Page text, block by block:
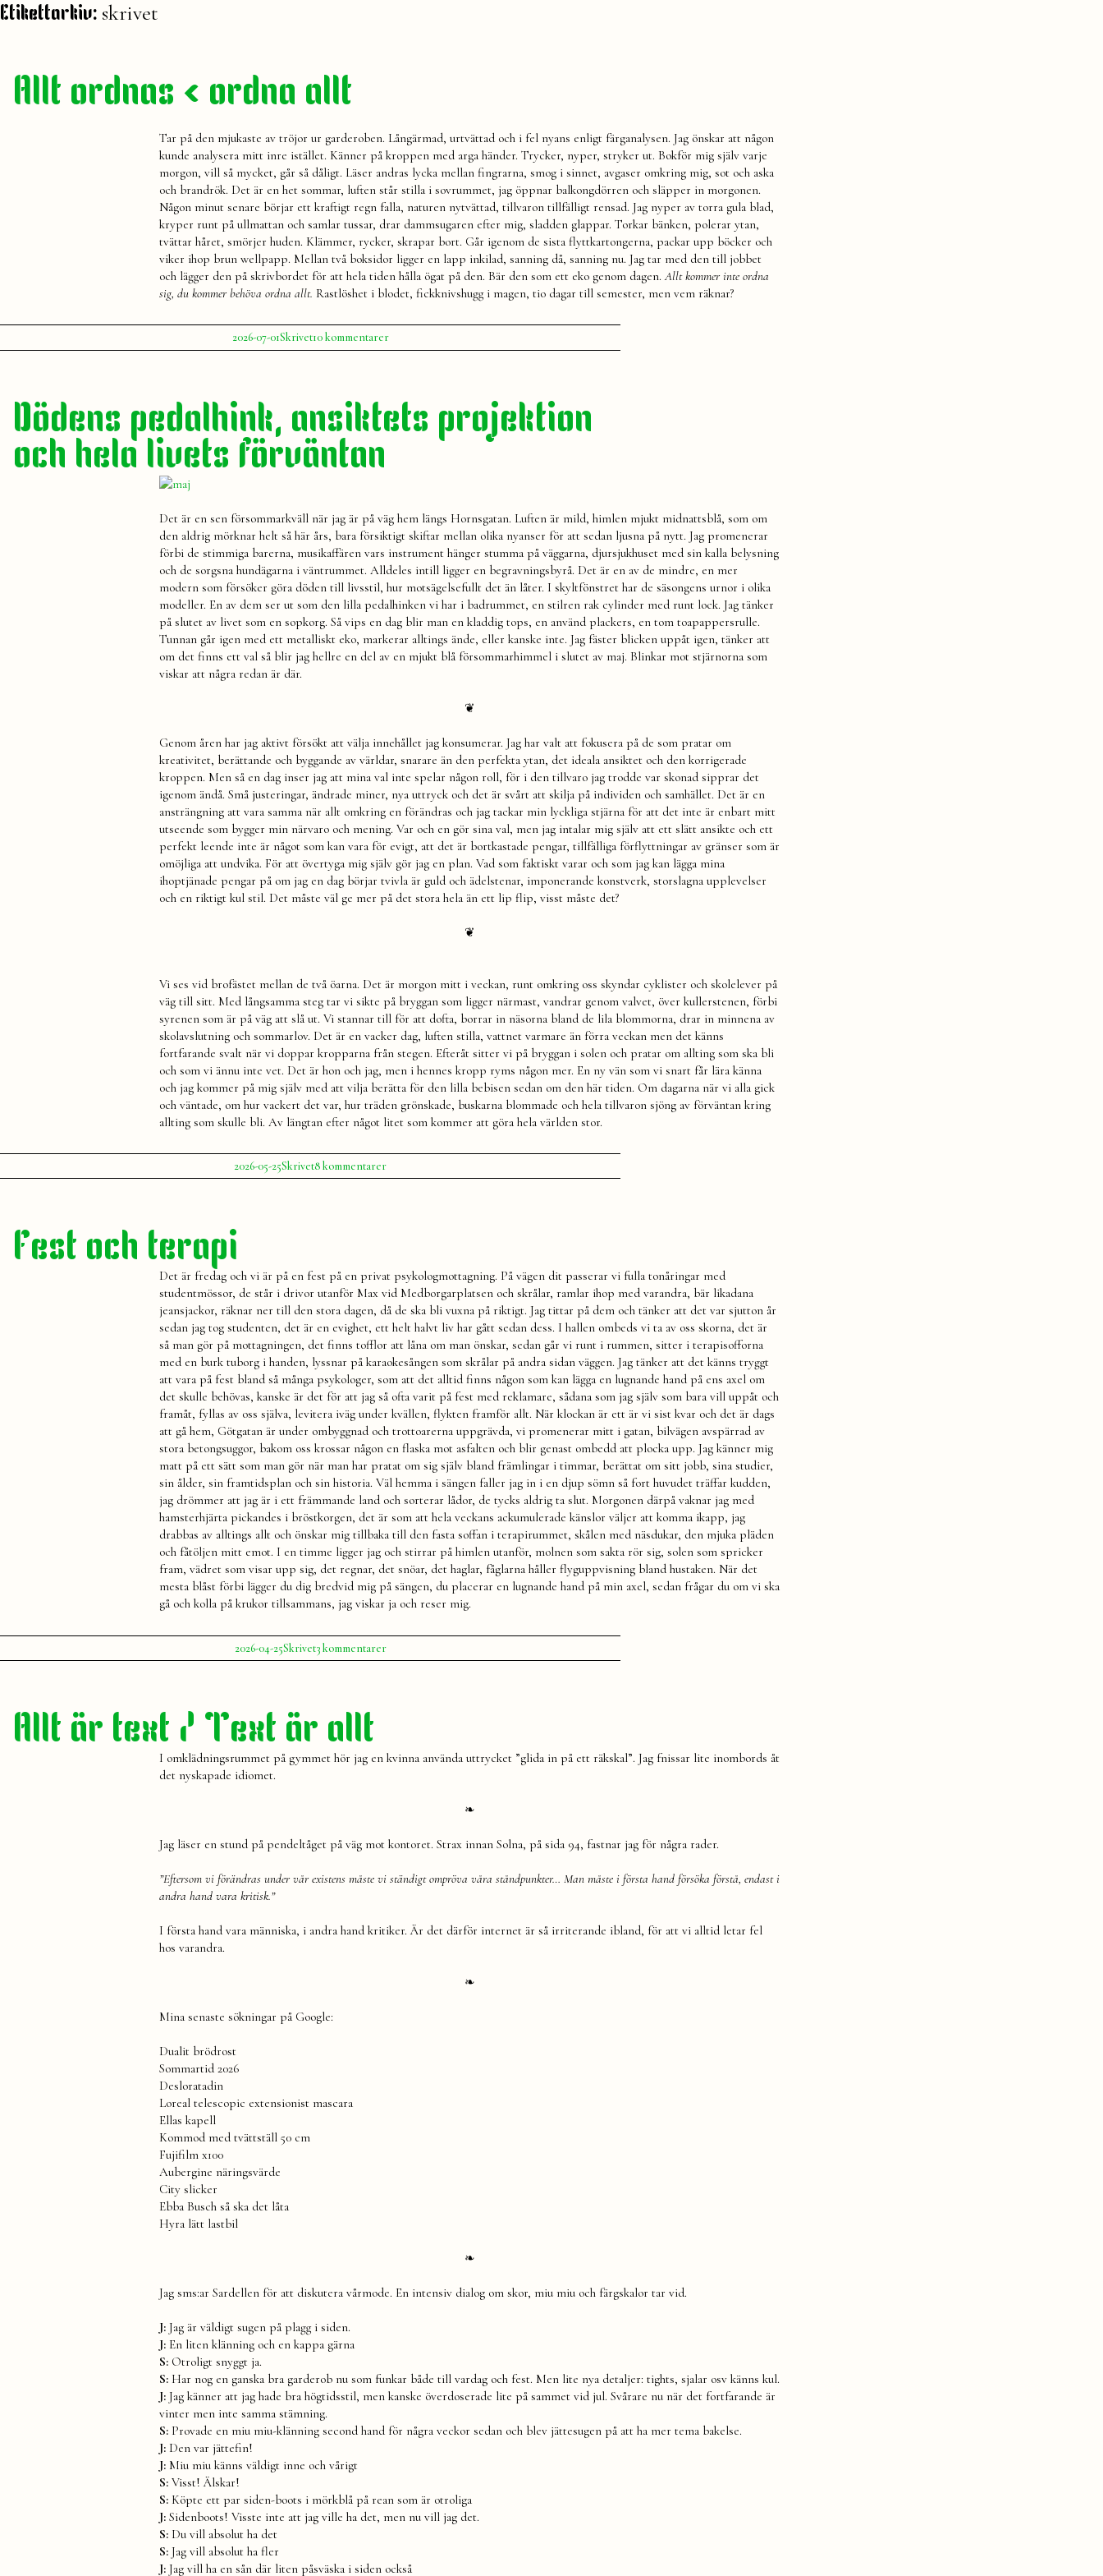
Etikettarkiv: skrivet
Allt ordnas < ordna allt
Tar på den mjukaste av tröjor ur garderoben. Långärmad, urtvättad och i fel nyans enligt färganalysen. Jag önskar att någon
kunde analysera mitt inre istället. Känner på kroppen med arga händer. Trycker, nyper, stryker ut. Bokför mig själv varje
morgon, vill så mycket, går så dåligt. Läser andras lycka mellan fingrarna, smog i sinnet, avgaser omkring mig, sot och aska
och brandrök. Det är en het sommar, luften står stilla i sovrummet, jag öppnar balkongdörren och släpper in morgonen.
Någon minut senare börjar ett kraftigt regn falla, naturen nytvättad, tillvaron tillfälligt rensad. Jag nyper av torra gula blad,
kryper runt på ullmattan och samlar tussar, drar dammsugaren efter mig, sladden glappar. Torkar bänken, polerar ytan,
tvättar håret, smörjer huden. Klämmer, rycker, skrapar bort. Går igenom de sista flyttkartongerna, packar upp böcker och
viker ihop brun wellpapp. Mellan två boksidor ligger en lapp inkilad, sanning då, sanning nu. Jag tar med den till jobbet
och lägger den på skrivbordet för att hela tiden hålla ögat på den. Bär den som ett eko genom dagen.Allt kommer inte ordna
sig, du kommer behöva ordna allt.Rastlöshet i blodet, fickknivshugg i magen, tio dagar till semester, men vem räknar?
Publicerat
av
Julia
2026-07-01Publicerat
i
SkrivetEtiketter:
skrivet,
10 kommentarertill
Allt
ordna
allt
Dödens pedalhink, ansiktets projektion
och hela livets förväntan
Det är en sen försommarkväll när jag är på väg hem längs Hornsgatan. Luften är mild, himlen mjukt midnattsblå, som om
den aldrig mörknar helt så här års, bara försiktigt skiftar mellan olika nyanser för att sedan ljusna på nytt. Jag promenerar
förbi de stimmiga barerna, musikaffären vars instrument hänger stumma på väggarna, djursjukhuset med sin kalla belysning
och de sorgsna hundägarna i väntrummet. Alldeles intill ligger en begravningsbyrå. Det är en av de mindre, en mer
modern som försöker göra döden till livsstil, hur motsägelsefullt det än låter. I skyltfönstret har de säsongens urnor i olika
modeller. En av dem ser ut som den lilla pedalhinken vi har i badrummet, en stilren rak cylinder med runt lock. Jag tänker
på slutet av livet som en sopkorg. Så vips en dag blir man en kladdig tops, en använd plackers, en tom toapappersrulle.
Tunnan går igen med ett metalliskt eko, markerar alltings ände, eller kanske inte. Jag fäster blicken uppåt igen, tänker att
om det finns ett val så blir jag hellre en del av en mjukt blå försommarhimmel i slutet av maj. Blinkar mot stjärnorna som
viskar att några redan är där.
❦
Genom åren har jag aktivt försökt att välja innehållet jag konsumerar. Jag har valt att fokusera på de som pratar om
kreativitet, berättande och byggande av världar, snarare än den perfekta ytan, det ideala ansiktet och den korrigerade
kroppen. Men så en dag inser jag att mina val inte spelar någon roll, för i den tillvaro jag trodde var skonad sipprar det
igenom ändå. Små justeringar, ändrade miner, nya uttryck och det är svårt att skilja på individen och samhället. Det är en
ansträngning att vara samma när allt omkring en förändras och jag tackar min lyckliga stjärna för att det inte är enbart mitt
utseende som bygger min närvaro och mening. Var och en gör sina val, men jag intalar mig själv att ett slätt ansikte och ett
perfekt leende inte är något som kan vara för evigt, att det är bortkastade pengar, tillfälliga förflyttningar av gränser som är
omöjliga att undvika. För att övertyga mig själv gör jag en plan. Vad som faktiskt varar och som jag kan lägga mina
ihoptjänade pengar på om jag en dag börjar tvivla är guld och ädelstenar, imponerande konstverk, storslagna upplevelser
och en riktigt kul stil. Det måste väl ge mer på det stora hela än ett lip flip, visst måste det?
❦
Vi ses vid brofästet mellan de två öarna. Det är morgon mitt i veckan, runt omkring oss skyndar cyklister och skolelever på
väg till sitt. Med långsamma steg tar vi sikte på bryggan som ligger närmast, vandrar genom valvet, över kullerstenen, förbi
syrenen som är på väg att slå ut. Vi stannar till för att dofta, borrar in näsorna bland de lila blommorna, drar in minnena av
skolavslutning och sommarlov. Det är en vacker dag, luften stilla, vattnet varmare än förra veckan men det känns
fortfarande svalt när vi doppar kropparna från stegen. Efteråt sitter vi på bryggan i solen och pratar om allting som ska bli
och som vi ännu inte vet. Det är hon och jag, men i hennes kropp ryms någon mer. En ny vän som vi snart får lära känna
och jag kommer på mig själv med att vilja berätta för den lilla bebisen sedan om den här tiden. Om dagarna när vi alla gick
och väntade, om hur vackert det var, hur träden grönskade, buskarna blommade och hela tillvaron sjöng av förväntan kring
allting som skulle bli. Av längtan efter något litet som kommer att göra hela världen stor.
Publicerat
av
Julia
2026-05-25Publicerat
i
SkrivetEtiketter:
döden,
8 kommentarertill
Dödens
livets
förväntan
Fest och terapi
Det är fredag och vi är på en fest på en privat psykologmottagning. På vägen dit passerar vi fulla tonåringar med
studentmössor, de står i drivor utanför Max vid Medborgarplatsen och skrålar, ramlar ihop med varandra, bär likadana
jeansjackor, räknar ner till den stora dagen, då de ska bli vuxna på riktigt. Jag tittar på dem och tänker att det var sjutton år
sedan jag tog studenten, det är en evighet, ett helt halvt liv har gått sedan dess. I hallen ombeds vi ta av oss skorna, det är
så man gör på mottagningen, det finns tofflor att låna om man önskar, sedan går vi runt i rummen, sitter i terapisofforna
med en burk tuborg i handen, lyssnar på karaokesången som skrålar på andra sidan väggen. Jag tänker att det känns tryggt
att vara på fest bland så många psykologer, som att det alltid finns någon som kan lägga en lugnande hand på ens axel om
det skulle behövas, kanske är det för att jag så ofta varit på fest med reklamare, sådana som jag själv som bara vill uppåt och
framåt, fyllas av oss själva, levitera iväg under kvällen, flykten framför allt. När klockan är ett är vi sist kvar och det är dags
att gå hem, Götgatan är under ombyggnad och trottoarerna uppgrävda, vi promenerar mitt i gatan, bilvägen avspärrad av
stora betongsuggor, bakom oss krossar någon en flaska mot asfalten och blir genast ombedd att plocka upp. Jag känner mig
matt på ett sätt som man gör när man har pratat om sig själv bland främlingar i timmar, berättat om sitt jobb, sina studier,
sin ålder, sin framtidsplan och sin historia. Väl hemma i sängen faller jag in i en djup sömn så fort huvudet träffar kudden,
jag drömmer att jag är i ett främmande land och sorterar lådor, de tycks aldrig ta slut. Morgonen därpå vaknar jag med
hamsterhjärta pickandes i bröstkorgen, det är som att hela veckans ackumulerade känslor väljer att komma ikapp, jag
drabbas av alltings allt och önskar mig tillbaka till den fasta soffan i terapirummet, skålen med näsdukar, den mjuka pläden
och fåtöljen mitt emot. I en timme ligger jag och stirrar på himlen utanför, molnen som sakta rör sig, solen som spricker
fram, vädret som visar upp sig, det regnar, det snöar, det haglar, fåglarna håller flyguppvisning bland hustaken. När det
mesta blåst förbi lägger du dig bredvid mig på sängen, du placerar en lugnande hand på min axel, sedan frågar du om vi ska
gå och kolla på krukor tillsammans, jag viskar ja och reser mig.
Publicerat
av
Julia
2026-04-25Publicerat
i
SkrivetEtiketter:
fest,
3 kommentarertill
Fest
Allt är text / Text är allt
I omklädningsrummet på gymmet hör jag en kvinna använda uttrycket ”glida in på ett räkskal”. Jag fnissar lite inombords åt
det nyskapade idiomet.
❧
Jag läser en stund på pendeltåget på väg mot kontoret. Strax innan Solna, på sida 94, fastnar jag för några rader.
”Eftersom vi förändras under vår existens måste vi ständigt ompröva våra ståndpunkter… Man måste i första hand försöka förstå, endast i
andra hand vara kritisk.”
I första hand vara människa, i andra hand kritiker. Är det därför internet är så irriterande ibland, för att vi alltid letar fel
hos varandra.
❧
Mina senaste sökningar på Google:
Dualit brödrost
Sommartid 2026
Desloratadin
Loreal telescopic extensionist mascara
Ellas kapell
Kommod med tvättställ 50 cm
Fujifilm x100
Aubergine näringsvärde
City slicker
Ebba Busch så ska det låta
Hyra lätt lastbil
❧
Jag sms:ar Sardellen för att diskutera vårmode. En intensiv dialog om skor, miu miu och färgskalor tar vid.
J: Jag är väldigt sugen på plagg i siden.
J: En liten klänning och en kappa gärna
S: Otroligt snyggt ja.
S: Har nog en ganska bra garderob nu som funkar både till vardag och fest. Men lite nya detaljer: tights, sjalar osv känns kul.
J:Jag känner att jag hade bra högtidsstil, men kanske överdoserade lite på sammet vid jul. Svårare nu när det fortfarande är
vinter men inte samma stämning.
S: Provade en miu miu-klänning second hand för några veckor sedan och blev jättesugen på att ha mer tema bakelse.
J: Den var jättefin!
J: Miu miu känns väldigt inne och vårigt
S:Visst! Älskar!
S: Köpte ett par siden-boots i mörkblå på rean som är otroliga
J:Sidenboots! Visste inte att jag ville ha det, men nu vill jag det.
S: Du vill absolut ha det
S:Jag vill absolut ha fler
J:Jag vill ha en sån där liten påsväska i siden också